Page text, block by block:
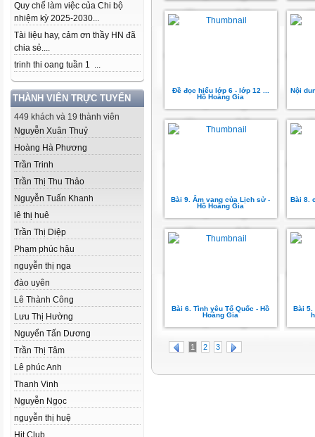
Quy chế làm việc của Chi bộ
nhiệm kỳ 2025-2030...
Tài liệu hay, cảm ơn thầy HN đã
chia sẻ....
trinh thi oang tuần 1 ...
THÀNH VIÊN TRỰC TUYẾN
449 khách và 19 thành viên
Nguyễn Xuân Thuỷ
Hoàng Hà Phương
Trần Trinh
Trần Thị Thu Thảo
Nguyễn Tuấn Khanh
lê thị huê
Trần Thị Diệp
Phạm phúc hậu
nguyễn thị nga
đào uyên
Lê Thành Công
Lưu Thị Hường
Nguyển Tấn Dương
Trần Thị Tâm
Lê phúc Anh
Thanh Vinh
Nguyễn Ngọc
nguyễn thị huệ
Hit Club
Đề đọc hiểu lớp 6 - lớp 12 ...
Hồ Hoàng Gia
Nội
Bài 9. Âm vang của Lịch sử -
Hồ Hoàng Gia
Bài 8.
Bài 6. Tình yêu Tổ Quốc - Hồ
Hoàng Gia
Bài 5.
1 2 3